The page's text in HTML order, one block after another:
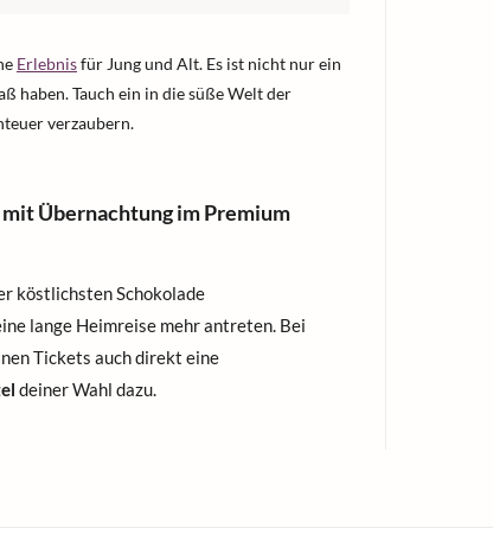
Erlebnisfür Jung und Alt. Es ist nicht nur ein
haben. Tauch ein in die süße Welt der
verzaubern.
Übernachtung im Premium
köstlichsten Schokolade
lange Heimreise mehr antreten. Bei
Tickets auch direkt eine
deiner Wahl dazu.